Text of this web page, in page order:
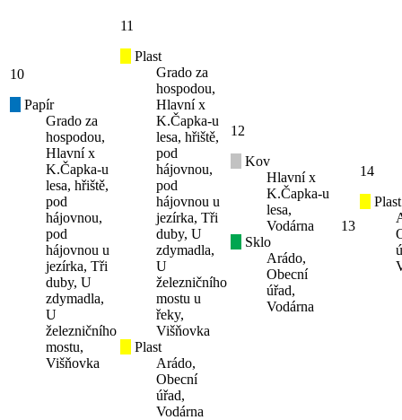
10
Papír
Grado za
hospodou,
Hlavní x
K.Čapka-u
lesa, hřiště,
pod
hájovnou,
pod
hájovnou u
jezírka, Tři
duby, U
zdymadla,
U
železničního
mostu,
Višňovka
11
Plast
Grado za
hospodou,
Hlavní x
K.Čapka-u
lesa, hřiště,
pod
hájovnou,
pod
hájovnou u
jezírka, Tři
duby, U
zdymadla,
U
železničního
mostu u
řeky,
Višňovka
Plast
Arádo,
Obecní
úřad,
Vodárna
12
Kov
Hlavní x
K.Čapka-u
lesa,
Vodárna
Sklo
Arádo,
Obecní
úřad,
Vodárna
13
14
Plast